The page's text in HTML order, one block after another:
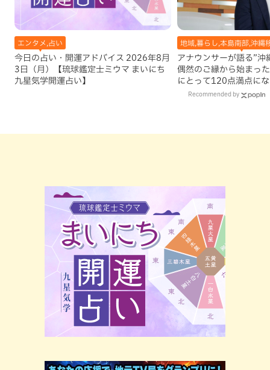
エンタメ,占い
今日の占い・開運アドバイス 2026年8月
3日（月）【琉球鑑定士ミウマ まいにち
九星気学開運占い】
地域,暮らし,本島南部,沖縄
アナウンサーが語る”沖
偶然のご縁から始まっ
にとって120点満点に
Recommended by